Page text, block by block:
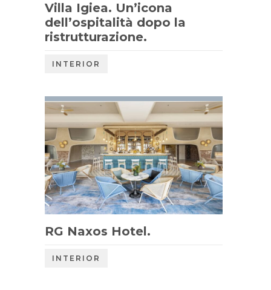
Villa Igiea. Un’icona
dell’ospitalità dopo la
ristrutturazione.
INTERIOR
RG Naxos Hotel.
INTERIOR